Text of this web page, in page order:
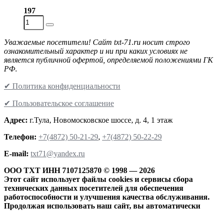
197
Уважаемые посетители! Сайт txt-71.ru носит строго
ознакомительный характер и ни при каких условиях не
является публичной офертой, определяемой положениями ГК
РФ.
✔ Политика конфиденциальности
✔ Пользовательское соглашение
Адрес: г.Тула, Новомосковское шоссе, д. 4, 1 этаж
Телефон: +7(4872) 50-21-29, +7(4872) 50-22-29
Е-mail: txt71@yandex.ru
ООО ТХТ ИНН 7107125870 © 1998 — 2026
Этот сайт использует файлы cookies и сервисы сбора
технических данных посетителей для обеспечения
работоспособности и улучшения качества обслуживания.
Продолжая использовать наш сайт, вы автоматически